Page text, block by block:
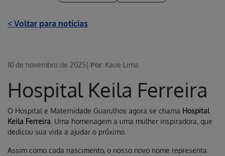
< Voltar para notícias
10 de novembro de 2025| Por: Kaue Lima
Hospital Keila Ferreira
O Hospital e Maternidade Guarulhos agora se chama Hospital
Keila Ferreira . Uma homenagem a uma mulher inspiradora, que
dedicou sua vida a ajudar o próximo.
Assim como cada nascimento, o nosso novo nome representa